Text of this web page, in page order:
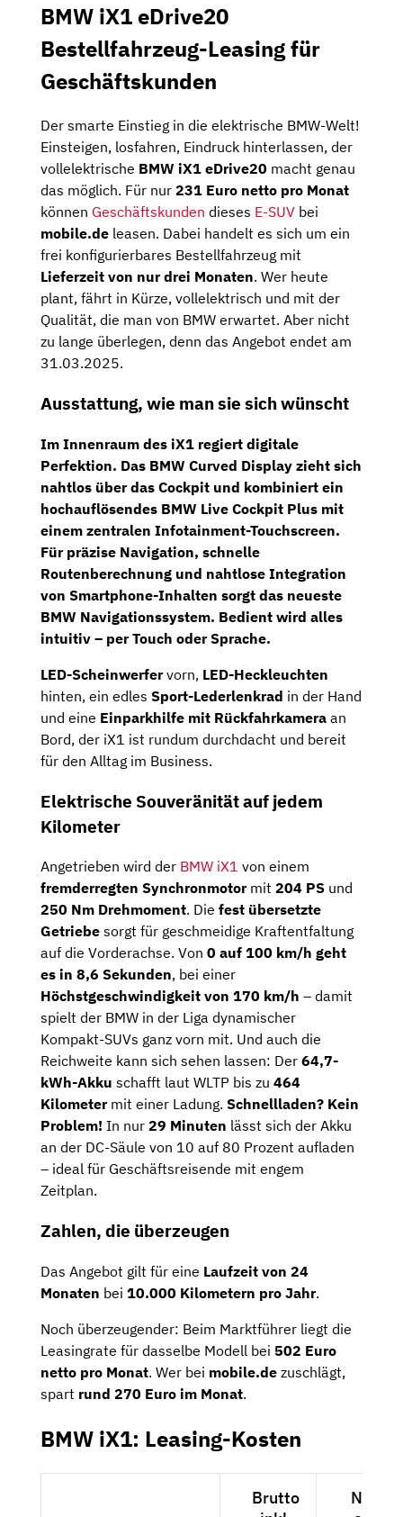
BMW iX1 eDrive20
Bestellfahrzeug-Leasing für
Geschäftskunden
Der smarte Einstieg in die elektrische BMW-Welt!
Einsteigen, losfahren, Eindruck hinterlassen, der
vollelektrische BMW iX1 eDrive20 macht genau
das möglich. Für nur 231 Euro netto pro Monat
können Geschäftskunden dieses E-SUV bei
mobile.de leasen. Dabei handelt es sich um ein
frei konfigurierbares Bestellfahrzeug mit
Lieferzeit von nur drei Monaten. Wer heute
plant, fährt in Kürze, vollelektrisch und mit der
Qualität, die man von BMW erwartet. Aber nicht
zu lange überlegen, denn das Angebot endet am
31.03.2025.
Ausstattung, wie man sie sich wünscht
Im Innenraum des iX1 regiert digitale
Perfektion. Das BMW Curved Display zieht sich
nahtlos über das Cockpit und kombiniert ein
hochauflösendes BMW Live Cockpit Plus mit
einem zentralen Infotainment-Touchscreen.
Für präzise Navigation, schnelle
Routenberechnung und nahtlose Integration
von Smartphone-Inhalten sorgt das neueste
BMW Navigationssystem. Bedient wird alles
intuitiv – per Touch oder Sprache.
LED-Scheinwerfervorn, LED-Heckleuchten
hinten, ein edles Sport-Lederlenkrad in der Hand
und eine Einparkhilfe mit Rückfahrkamera an
Bord, der iX1 ist rundum durchdacht und bereit
für den Alltag im Business.
Elektrische Souveränität auf jedem
Kilometer
Angetrieben wird der BMW iX1 von einem
fremderregten Synchronmotormit 204 PS und
250 Nm Drehmoment. Die fest übersetzte
Getriebe sorgt für geschmeidige Kraftentfaltung
auf die Vorderachse. Von 0 auf 100 km/h geht
es in 8,6 Sekunden, bei einer
Höchstgeschwindigkeit von 170 km/h – damit
spielt der BMW in der Liga dynamischer
Kompakt-SUVs ganz vorn mit. Und auch die
Reichweite kann sich sehen lassen: Der 64,7-
kWh-Akku schafft laut WLTP bis zu 464
Kilometermit einer Ladung. Schnellladen? Kein
Problem! In nur 29 Minuten lässt sich der Akku
an der DC-Säule von 10 auf 80 Prozent aufladen
– ideal für Geschäftsreisende mit engem
Zeitplan.
Zahlen, die überzeugen
Das Angebot gilt für eine Laufzeit von 24
Monaten bei 10.000 Kilometern pro Jahr.
Noch überzeugender: Beim Marktführer liegt die
Leasingrate für dasselbe Modell bei 502 Euro
netto pro Monat. Wer bei mobile.de zuschlägt,
spart rund 270 Euro im Monat.
BMW iX1: Leasing-Kosten
Brutto
Netto